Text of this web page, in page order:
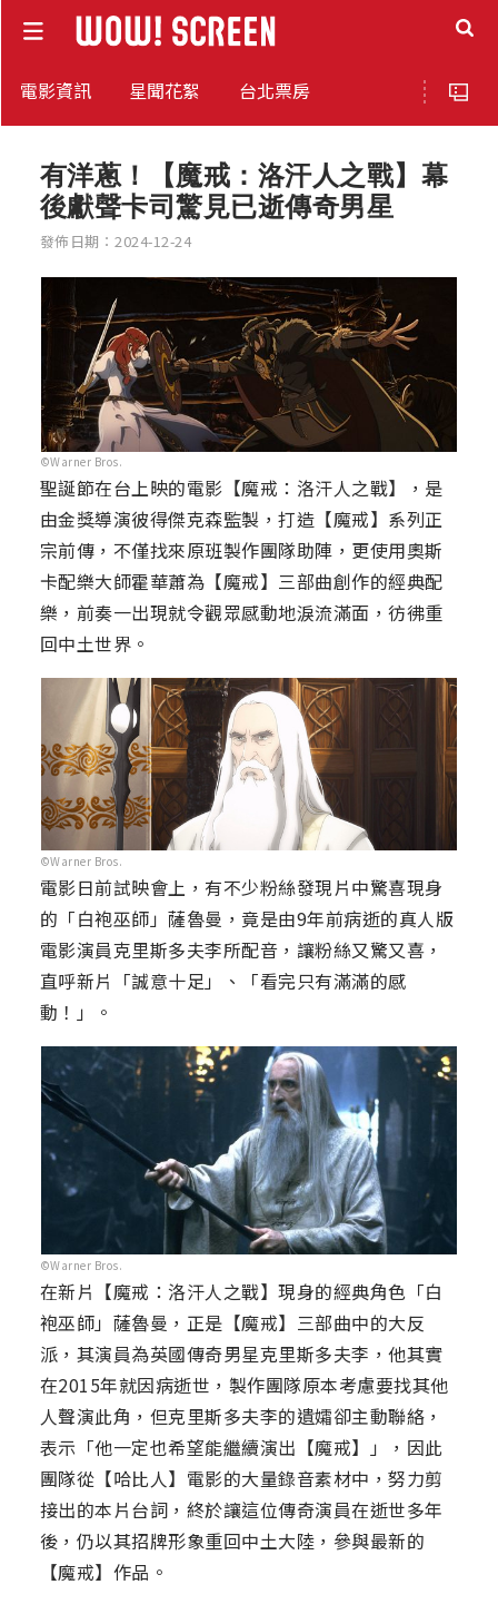
電影資訊 星聞花絮 台北票房
有洋蔥！【魔戒：洛汗人之戰】幕
後獻聲卡司驚見已逝傳奇男星
發佈日期：2024-12-24
©Warner Bros.
聖誕節在台上映的電影【魔戒：洛汗人之戰】，是
由金獎導演彼得傑克森監製，打造【魔戒】系列正
宗前傳，不僅找來原班製作團隊助陣，更使用奧斯
卡配樂大師霍華蕭為【魔戒】三部曲創作的經典配
樂，前奏一出現就令觀眾感動地淚流滿面，彷彿重
回中土世界。
©Warner Bros.
電影日前試映會上，有不少粉絲發現片中驚喜現身
的「白袍巫師」薩魯曼，竟是由9年前病逝的真人版
電影演員克里斯多夫李所配音，讓粉絲又驚又喜，
直呼新片「誠意十足」、「看完只有滿滿的感
動！」。
©Warner Bros.
在新片【魔戒：洛汗人之戰】現身的經典角色「白
袍巫師」薩魯曼，正是【魔戒】三部曲中的大反
派，其演員為英國傳奇男星克里斯多夫李，他其實
在2015年就因病逝世，製作團隊原本考慮要找其他
人聲演此角，但克里斯多夫李的遺孀卻主動聯絡，
表示「他一定也希望能繼續演出【魔戒】」，因此
團隊從【哈比人】電影的大量錄音素材中，努力剪
接出的本片台詞，終於讓這位傳奇演員在逝世多年
後，仍以其招牌形象重回中土大陸，參與最新的
【魔戒】作品。